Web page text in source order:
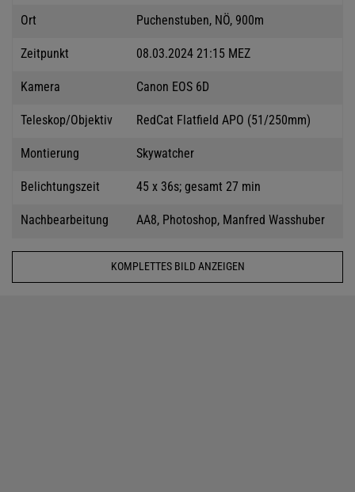
Ort Puchenstuben, NÖ, 900m
Zeitpunkt 08.03.2024 21:15 MEZ
Kamera Canon EOS 6D
Teleskop/Objektiv RedCat Flatfield APO (51/250mm)
Montierung Skywatcher
Belichtungszeit 45 x 36s; gesamt 27 min
Nachbearbeitung AA8, Photoshop, Manfred Wasshuber
KOMPLETTES BILD ANZEIGEN